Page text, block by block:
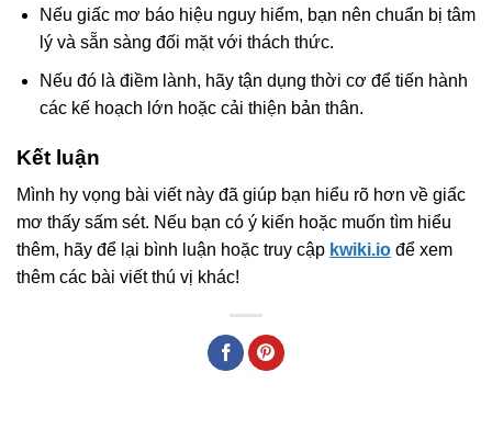
Nếu giấc mơ báo hiệu nguy hiểm, bạn nên chuẩn bị tâm
lý và sẵn sàng đối mặt với thách thức.
Nếu đó là điềm lành, hãy tận dụng thời cơ để tiến hành
các kế hoạch lớn hoặc cải thiện bản thân.
Kết luận
Mình hy vọng bài viết này đã giúp bạn hiểu rõ hơn về giấc
mơ thấy sấm sét. Nếu bạn có ý kiến hoặc muốn tìm hiểu
thêm, hãy để lại bình luận hoặc truy cập kwiki.io để xem
thêm các bài viết thú vị khác!